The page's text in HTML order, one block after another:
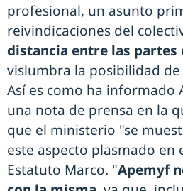
profesional, un asunto
reivindicaciones del
distancia entre las partes
vislumbra la posibilidad
Así es como ha informado
una nota de prensa en la
que el ministerio "se
este aspecto plasmado en
Estatuto Marco. "Apemyf